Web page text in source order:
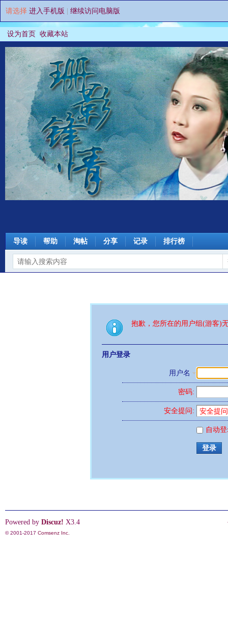
请选择 进入手机版 继续访问电脑版
设为首页 收藏本站
导读 帮助 淘帖 分享 记录 排行榜
抱歉，您所在的用户组(游客)
用户登录
用户名
密码:
安全提问:
自动
登录
Powered by Discuz! X3.4
© 2001-2017 Comsenz Inc.